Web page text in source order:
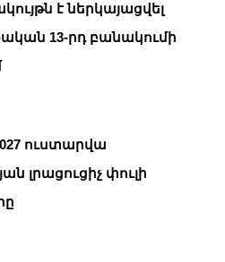
է ներկայացվել
13-րդ բանակումի
ուստարվա
լրացուցիչ փուլի